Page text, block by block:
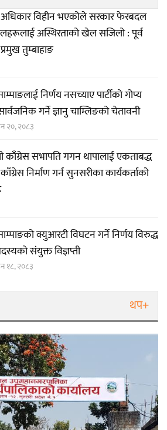
अधिकार विहीन भएकोले सरकार फेरबदल
अस्थिरताको खेल सजिलो : पूर्व
तुम्बाहाङ
निर्णय नसच्याए पार्टीको गोप्य
गर्ने ज्ञानु चाम्लिङको चेतावनी
२०, २०८३
काँग्रेस सभापति गगन थापालाई एकताबद्ध
काँग्रेस निर्माण गर्न सुनसरीका कार्यकर्ताको
क्युआरटी विघटन गर्ने निर्णय विरुद्ध
संयुक्त विज्ञप्ती
१८, २०८३
थप+